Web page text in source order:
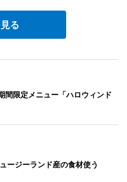
る
間限定メニュー「ハロウィンド
ージーランド産の食材使う